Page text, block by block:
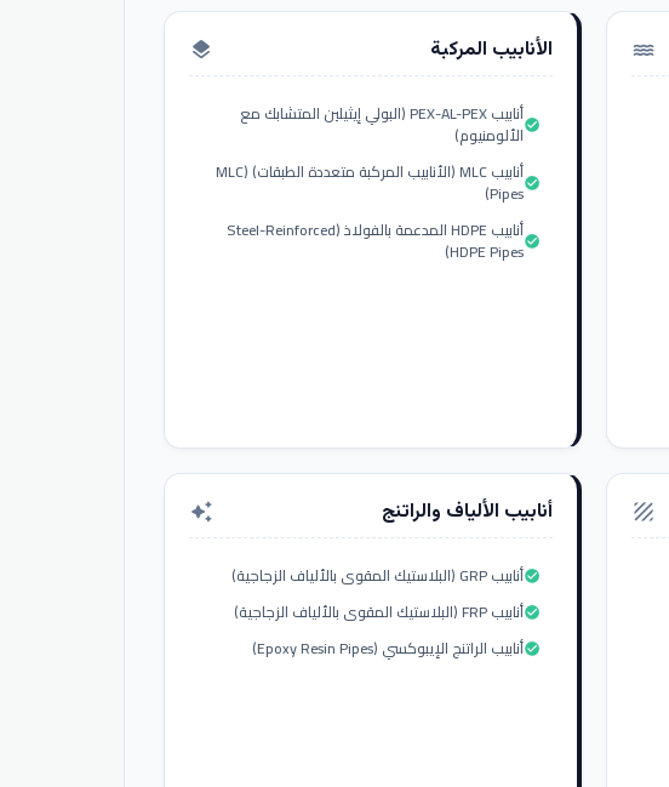
الأنابيب المركبة layers
أنابيب PEX-AL-PEX (البولي إيثيلين المتشابك مع
الألومنيوم)check_circle
أنابيب MLC (الأنابيب المركبة متعددة الطبقات) (MLC
Pipes)check_circle
أنابيب HDPE المدعمة بالفولاذ (Steel-Reinforced
HDPE Pipes)check_circle
texture أنابيب الألياف والراتنج auto_awesome
أنابيب GRP (البلاستيك المقوى بالألياف الزجاجية)check_circle
أنابيب FRP (البلاستيك المقوى بالألياف الزجاجية)check_circle
أنابيب الراتنج الإيبوكسي (Epoxy Resin Pipes)check_circle